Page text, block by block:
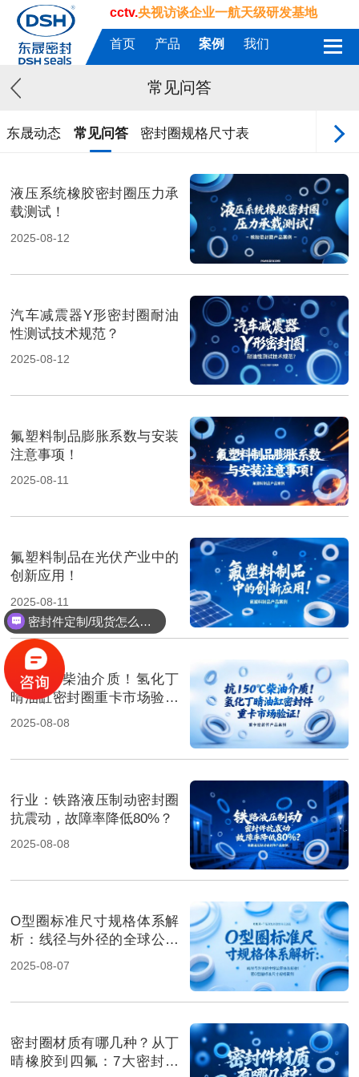
cctv.央视访谈企业一航天级研发基地
首页 产品 案例 我们
常见问答
东晟动态 常见问答 密封圈规格尺寸表
液压系统橡胶密封圈压力承
载测试！
2025-08-12
汽车减震器Y形密封圈耐油
性测试技术规范？
2025-08-12
氟塑料制品膨胀系数与安装
注意事项！
2025-08-11
氟塑料制品在光伏产业中的
创新应用！
2025-08-11
抗150℃柴油介质！氢化丁
晴油缸密封圈重卡市场验证‌
！
2025-08-08
行业‌：铁路液压制动密封圈
抗震动，故障率降低80%？
2025-08-08
O型圈标准尺寸规格体系解
析：线径与外径的全球公差
体系解析！
2025-08-07
密封圈材质有哪几种？从丁
晴橡胶到四氟：7大密封材